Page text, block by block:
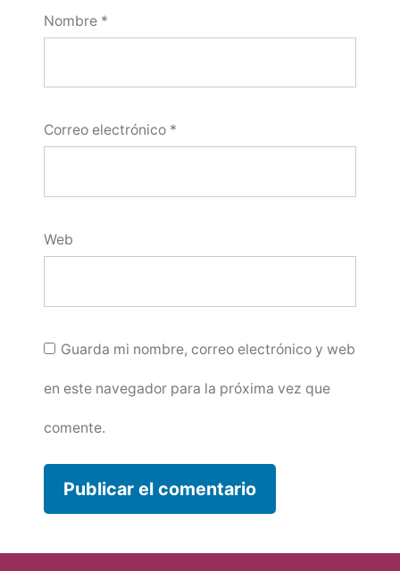
Nombre *
Correo electrónico *
Web
Guarda mi nombre, correo electrónico y web
en este navegador para la próxima vez que
comente.